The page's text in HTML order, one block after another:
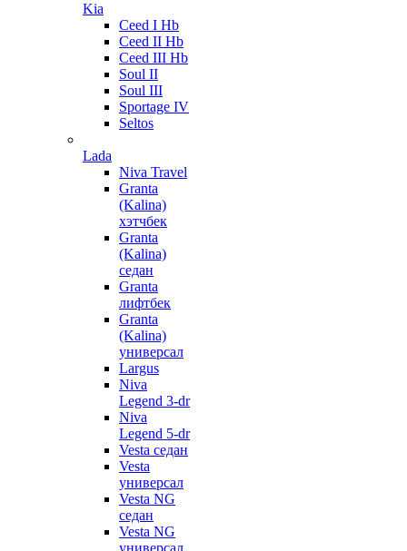
Kia
Ceed I Hb
Ceed II Hb
Ceed III Hb
Soul II
Soul III
Sportage IV
Seltos
Lada
Niva Travel
Granta
(Kalina)
хэтчбек
Granta
(Kalina)
седан
Granta
лифтбек
Granta
(Kalina)
универсал
Largus
Niva
Legend 3-dr
Niva
Legend 5-dr
Vesta седан
Vesta
универсал
Vesta NG
седан
Vesta NG
универсал